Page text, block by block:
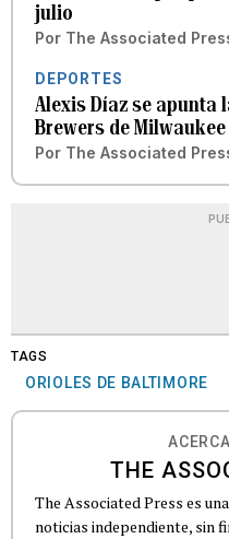
julio
Por The Associated
DEPORTES
Alexis Díaz se
Brewers de Milwaukee
Por The Associated
TAGS
ORIOLES DE BALTIMORE
THE
The Associated Press es
noticias independiente, sin